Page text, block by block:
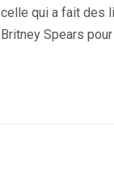
celle qui a fait des
Britney Spears